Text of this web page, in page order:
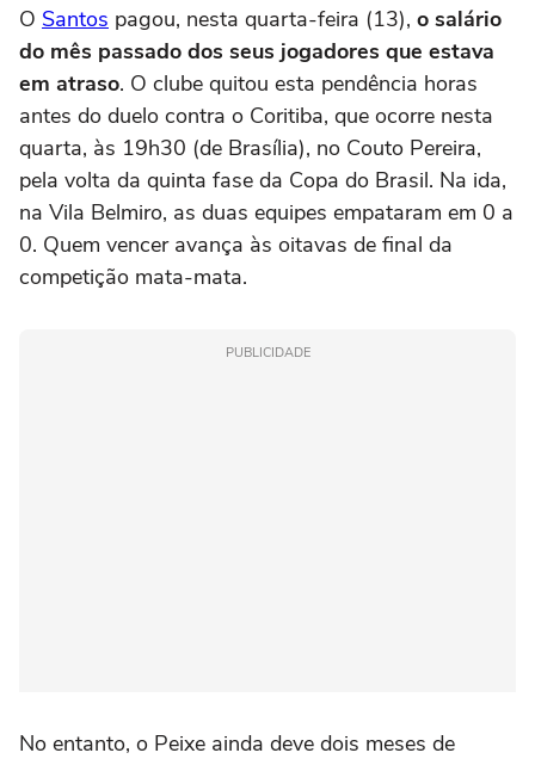
O Santos pagou, nesta quarta-feira (13), o salário
do mês passado dos seus jogadores que estava
em atraso. O clube quitou esta pendência horas
antes do duelo contra o Coritiba, que ocorre nesta
quarta, às 19h30 (de Brasília), no Couto Pereira,
pela volta da quinta fase da Copa do Brasil. Na ida,
na Vila Belmiro, as duas equipes empataram em 0 a
0. Quem vencer avança às oitavas de final da
competição mata-mata.
PUBLICIDADE
No entanto, o Peixe ainda deve dois meses de